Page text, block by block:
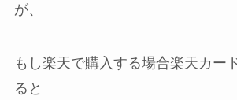
が、
もし楽天で購入する場合楽天カー
ると